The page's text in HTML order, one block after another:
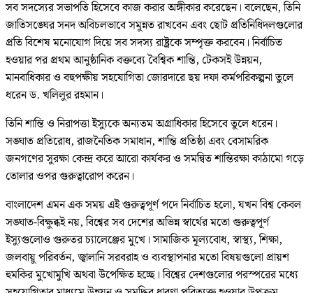
সব সদস্যের সভাপতি হিসেবে কাজ করার অঙ্গীকার করেছেন। বলেছেন, তিনি
জাতিসঙ্ঘের সনদ অবিচলভাবে সমুন্নত রাখবেন এবং ছোট প্রতিনিধিদলগুলোর
প্রতি বিশেষ মনোযোগ দিয়ে সব সদস্য রাষ্ট্রকে সম্পৃক্ত করবেন। নির্বাচিত
হওয়ার পর প্রথম আনুষ্ঠানিক বক্তব্যে বৈশ্বিক শান্তি, টেকসই উন্নয়ন,
মানবাধিকার ও বহুপক্ষীয় সহযোগিতা জোরদারে ছয় দফা কর্মপরিকল্পনা তুলে
ধরেন ড. খলিলুর রহমান।
তিনি শান্তি ও নিরাপত্তা ইস্যুকে অন্যতম অগ্রাধিকার হিসেবে তুলে ধরেন।
সঙ্ঘাত প্রতিরোধ, রাজনৈতিক সমাধান, শান্তি প্রতিষ্ঠা এবং বেসামরিক
জনগণের সুরক্ষা কেন্দ্র করে আরো কার্যকর ও সমন্বিত শান্তিরক্ষা কাঠামো গড়ে
তোলার ওপর গুরুত্বারোপ করেন।
বাংলাদেশ এমন এক সময় এই গুরুত্বপূর্ণ পদে নির্বাচিত হলো, যখন বিশ্ব কেবল
সঙ্ঘাত-বিক্ষুব্ধই নয়, বিশ্বের সব দেশের অভিন্ন স্বার্থের মতো গুরুত্বপূর্ণ
ইস্যুগুলোও গুরুতর চ্যালেঞ্জের মুখে। সামাজিক মূল্যবোধ, স্বাস্থ্য, শিক্ষা,
জলবায়ু পরিবর্তন, জ্বালানি সরবরাহ ও ব্যবস্থাপনার মতো বিষয়গুলো প্রায়শ
হুমকির মুখোমুখি অথবা উপেক্ষিত হচ্ছে। বিশ্বের দেশগুলোর পরস্পরের মধ্যে